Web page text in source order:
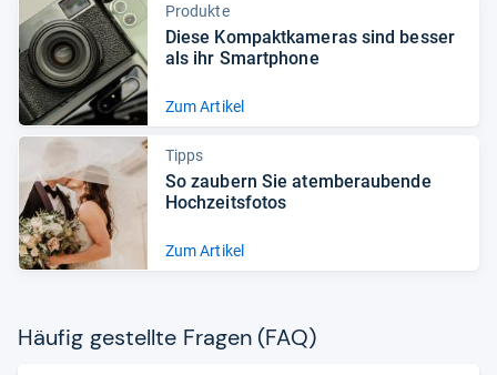
Produkte
Diese Kom­pakt­ka­me­ras sind bes­ser
als ihr Smart­phone
Zum Artikel
Tipps
So zau­bern Sie atem­be­rau­bende
Hoch­zeits­fo­tos
Zum Artikel
Häu­fig gestellte Fra­gen (FAQ)